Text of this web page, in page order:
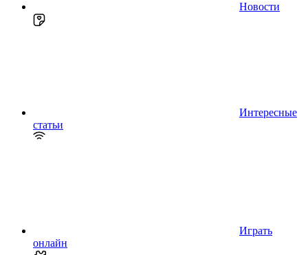
Новости
Интересные
статьи
Играть
онлайн